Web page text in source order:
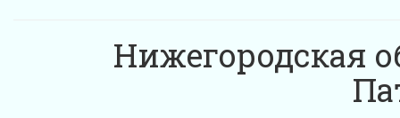
Нижегородская